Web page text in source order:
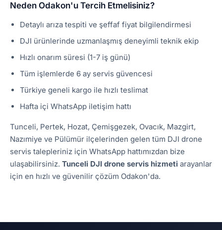
Neden Odakon'u Tercih Etmelisiniz?
Detaylı arıza tespiti ve şeffaf fiyat bilgilendirmesi
DJI ürünlerinde uzmanlaşmış deneyimli teknik ekip
Hızlı onarım süresi (1-7 iş günü)
Tüm işlemlerde 6 ay servis güvencesi
Türkiye geneli kargo ile hızlı teslimat
Hafta içi WhatsApp iletişim hattı
Tunceli, Pertek, Hozat, Çemişgezek, Ovacık, Mazgirt,
Nazımiye ve Pülümür ilçelerinden gelen tüm DJI drone
servis talepleriniz için WhatsApp hattımızdan bize
ulaşabilirsiniz. Tunceli DJI drone servis hizmeti arayanlar
için en hızlı ve güvenilir çözüm Odakon'da.